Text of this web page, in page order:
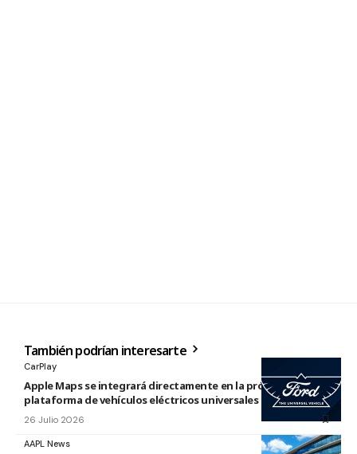
También podrían interesarte
CarPlay
Apple Maps se integrará directamente en la próxima
plataforma de vehículos eléctricos universales de Ford
26 Julio 2026
AAPL News